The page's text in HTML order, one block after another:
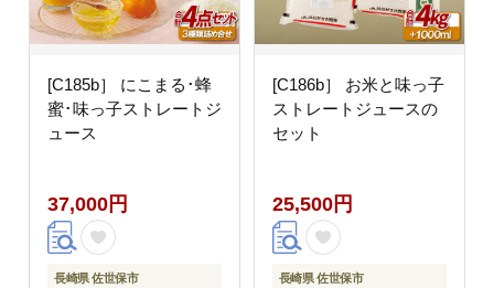
[C185b］ にこまる･蜂
蜜･味っ子ストレートジ
ュース
37,000円
長崎県 佐世保市
[C186b］ お米と味っ子
ストレートジュースの
セット
25,500円
長崎県 佐世保市